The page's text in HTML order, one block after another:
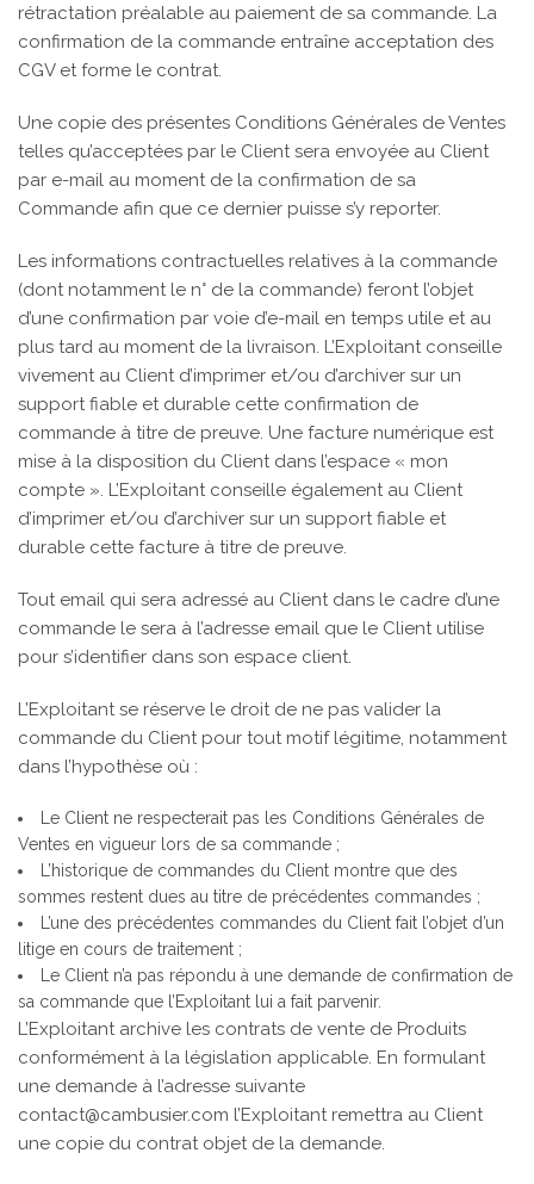
rétractation préalable au paiement de sa commande. La
confirmation de la commande entraîne acceptation des
CGV et forme le contrat.
Une copie des présentes Conditions Générales de Ventes
telles qu’acceptées par le Client sera envoyée au Client
par e-mail au moment de la confirmation de sa
Commande afin que ce dernier puisse s’y reporter.
Les informations contractuelles relatives à la commande
(dont notamment le n° de la commande) feront l’objet
d’une confirmation par voie d’e-mail en temps utile et au
plus tard au moment de la livraison. L’Exploitant conseille
vivement au Client d’imprimer et/ou d’archiver sur un
support fiable et durable cette confirmation de
commande à titre de preuve. Une facture numérique est
mise à la disposition du Client dans l’espace « mon
compte ». L’Exploitant conseille également au Client
d’imprimer et/ou d’archiver sur un support fiable et
durable cette facture à titre de preuve.
Tout email qui sera adressé au Client dans le cadre d’une
commande le sera à l’adresse email que le Client utilise
pour s’identifier dans son espace client.
L’Exploitant se réserve le droit de ne pas valider la
commande du Client pour tout motif légitime, notamment
dans l’hypothèse où :
Le Client ne respecterait pas les Conditions Générales de
Ventes en vigueur lors de sa commande ;
L’historique de commandes du Client montre que des
sommes restent dues au titre de précédentes commandes ;
L’une des précédentes commandes du Client fait l’objet d’un
litige en cours de traitement ;
Le Client n’a pas répondu à une demande de confirmation de
sa commande que l’Exploitant lui a fait parvenir.
L’Exploitant archive les contrats de vente de Produits
conformément à la législation applicable. En formulant
une demande à l’adresse suivante
contact@cambusier.com l’Exploitant remettra au Client
une copie du contrat objet de la demande.